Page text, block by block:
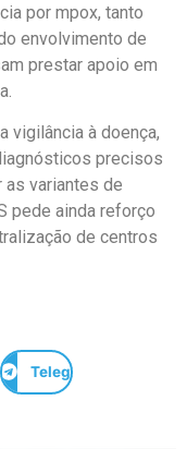
por mpox, tanto
envolvimento de
prestar apoio em
vigilância à doença,
precisos
variantes de
pede ainda reforço
de centros
Telegram